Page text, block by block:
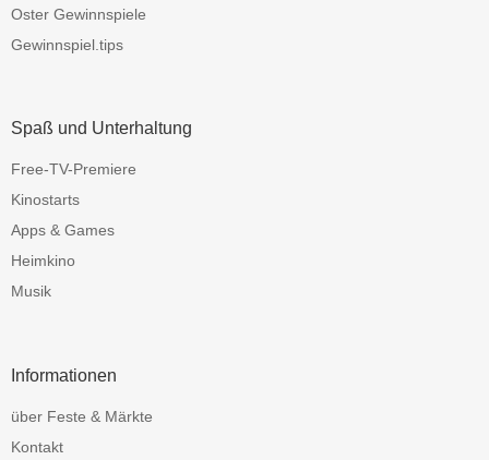
Oster Gewinnspiele
Gewinnspiel.tips
Spaß und Unterhaltung
Free-TV-Premiere
Kinostarts
Apps & Games
Heimkino
Musik
Informationen
über Feste & Märkte
Kontakt